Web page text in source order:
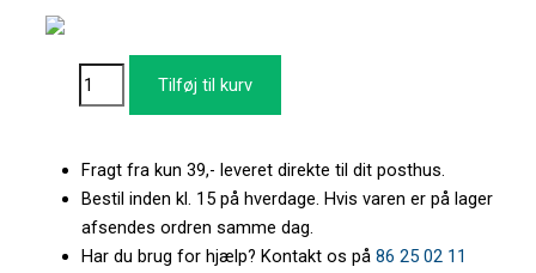
Monteringssæt
frontlåge
Tilføj til kurv
Fragt fra kun 39,- leveret direkte til dit posthus.
Bestil inden kl. 15 på hverdage. Hvis varen er på lager
afsendes ordren samme dag.
Har du brug for hjælp? Kontakt os på 86 25 02 11